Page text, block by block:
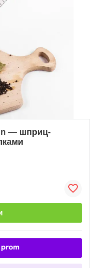
— шприц-